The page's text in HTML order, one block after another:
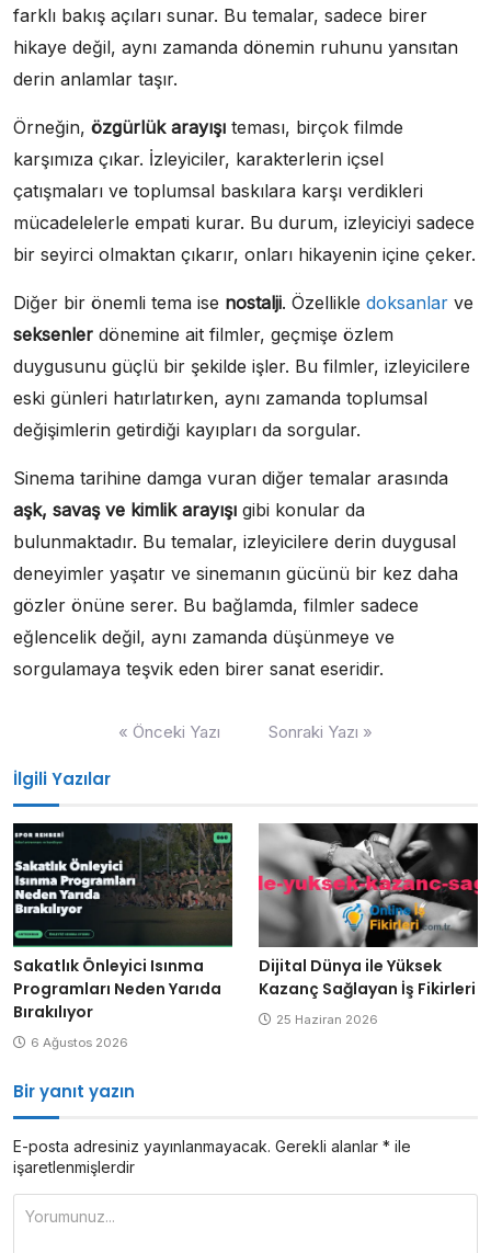
farklı bakış açıları sunar. Bu temalar, sadece birer
hikaye değil, aynı zamanda dönemin ruhunu yansıtan
derin anlamlar taşır.
Örneğin, özgürlük arayışı teması, birçok filmde
karşımıza çıkar. İzleyiciler, karakterlerin içsel
çatışmaları ve toplumsal baskılara karşı verdikleri
mücadelelerle empati kurar. Bu durum, izleyiciyi sadece
bir seyirci olmaktan çıkarır, onları hikayenin içine çeker.
Diğer bir önemli tema ise nostalji. Özellikle doksanlar ve
seksenler dönemine ait filmler, geçmişe özlem
duygusunu güçlü bir şekilde işler. Bu filmler, izleyicilere
eski günleri hatırlatırken, aynı zamanda toplumsal
değişimlerin getirdiği kayıpları da sorgular.
Sinema tarihine damga vuran diğer temalar arasında
aşk, savaş ve kimlik arayışı gibi konular da
bulunmaktadır. Bu temalar, izleyicilere derin duygusal
deneyimler yaşatır ve sinemanın gücünü bir kez daha
gözler önüne serer. Bu bağlamda, filmler sadece
eğlencelik değil, aynı zamanda düşünmeye ve
sorgulamaya teşvik eden birer sanat eseridir.
« Önceki Yazı Sonraki Yazı »
İlgili Yazılar
Sakatlık Önleyici Isınma
Programları Neden Yarıda
Bırakılıyor
6 Ağustos 2026
Dijital Dünya ile Yüksek
Kazanç Sağlayan İş Fikirleri
25 Haziran 2026
Bir yanıt yazın
E-posta adresiniz yayınlanmayacak. Gerekli alanlar * ile
işaretlenmişlerdir